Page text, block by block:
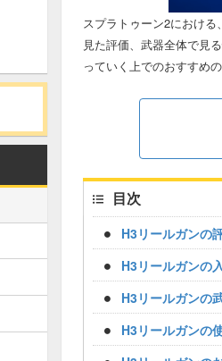
スプラトゥーン2におけ
見た評価、武器全体で見
っていく上でのおすすめ
目次
H3リールガンの
H3リールガンの
H3リールガンの
H3リールガンの